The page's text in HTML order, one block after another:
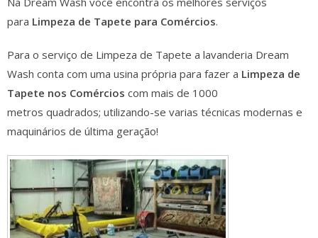
para Limpeza de Tapete para Comércios.
Para o serviço de Limpeza de Tapete a lavanderia Dream
Wash conta com uma usina própria para fazer a Limpeza de
Tapete nos Comércios com mais de 1000
metros quadrados; utilizando-se varias técnicas modernas e
maquinários de última geração!